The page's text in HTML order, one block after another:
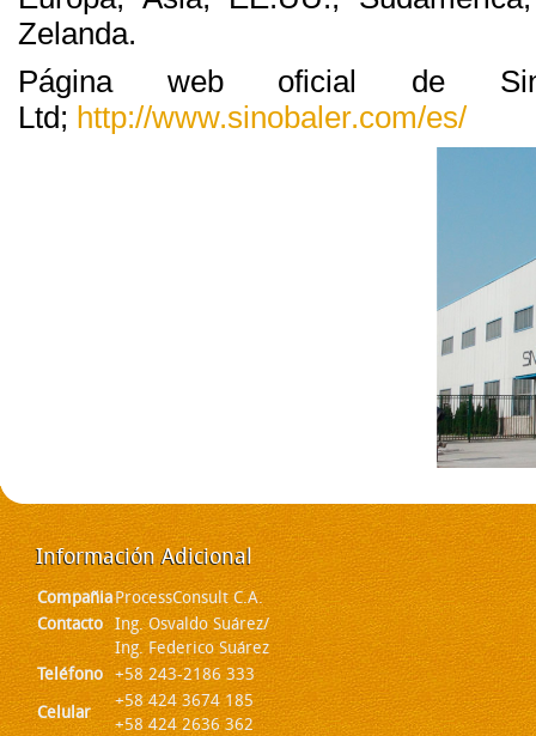
Zelanda.
Página web oficial de
Ltd; http://www.sinobaler.com/es/
InformaciónAdicional
CompañiaProcessConsult C.A.
Contacto Ing. Osvaldo Suárez/
Ing. Federico Suárez
Teléfono +58 243-2186 333
Celular
+58 424 3674 185
+58 424 2636 362